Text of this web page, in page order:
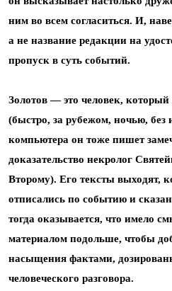
ним во всем согласиться. И,
а не название редакции на
пропуск в суть событий.
Золотов — это человек, который
(быстро, за рубежом, ночью, без
компьютера он тоже пишет
доказательство некролог
Второму). Его тексты выходят,
отписались по событию и
тогда оказывается, что имело
материалом подольше, чтобы
насыщения фактами,
человеческого разговора.